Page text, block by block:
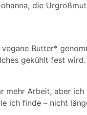
die
Butter*
gekühlt fest
mehr Arbeit, aber
ich finde – nicht